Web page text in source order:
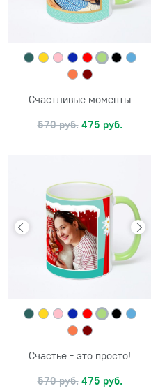
Счастливые моменты
570 руб. 475 руб.
Счастье - это просто!
570 руб. 475 руб.